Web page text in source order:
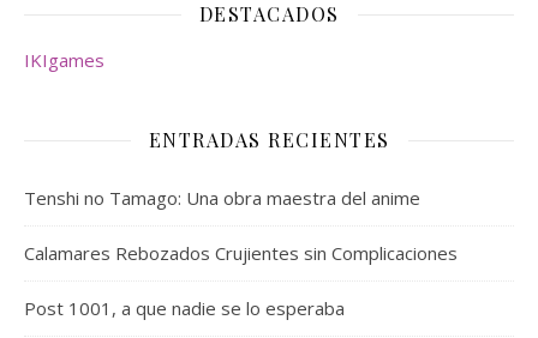
DESTACADOS
IKIgames
ENTRADAS RECIENTES
Tenshi no Tamago: Una obra maestra del anime
Calamares Rebozados Crujientes sin Complicaciones
Post 1001, a que nadie se lo esperaba